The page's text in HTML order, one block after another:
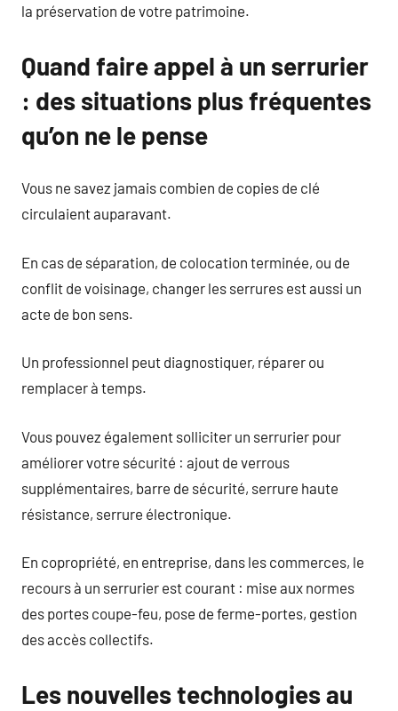
la préservation de votre patrimoine.
Quand faire appel à un serrurier
: des situations plus fréquentes
qu’on ne le pense
Vous ne savez jamais combien de copies de clé
circulaient auparavant.
En cas de séparation, de colocation terminée, ou de
conflit de voisinage, changer les serrures est aussi un
acte de bon sens.
Un professionnel peut diagnostiquer, réparer ou
remplacer à temps.
Vous pouvez également solliciter un serrurier pour
améliorer votre sécurité : ajout de verrous
supplémentaires, barre de sécurité, serrure haute
résistance, serrure électronique.
En copropriété, en entreprise, dans les commerces, le
recours à un serrurier est courant : mise aux normes
des portes coupe-feu, pose de ferme-portes, gestion
des accès collectifs.
Les nouvelles technologies au